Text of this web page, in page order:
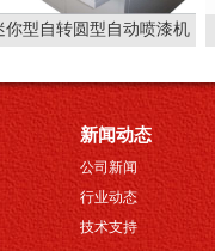
你型自转圆型自动喷漆机
新闻动态
公司新闻
行业动态
技术支持